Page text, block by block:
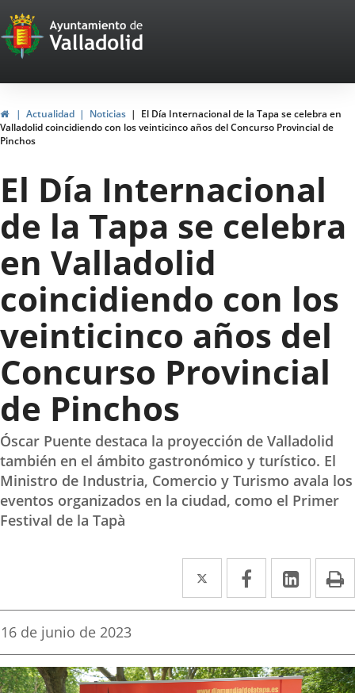
Portal
Web
del
Ayuntamiento
de
Valladolid
InicioActualidad Noticias
El Día Internacional de la Tapa se celebra en
Valladolid coincidiendo con los veinticinco años del Concurso Provincial de
Pinchos
El Día Internacional
de la Tapa se celebra
en Valladolid
coincidiendo con los
veinticinco años del
Concurso Provincial
de Pinchos
Óscar Puente destaca la proyección de Valladolid
también en el ámbito gastronómico y turístico. El
Ministro de Industria, Comercio y Turismo avala los
eventos organizados en la ciudad, como el Primer
Festival de la Tapà
Twitter
Enlace
a
aplicación
externa.
Facebook
Enlace
a
aplicación
externa.
Enlace
a
Fecha
la
noticia
16 de junio de 2023